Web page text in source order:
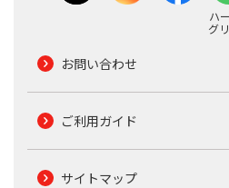
ハ
グ
お問い合わせ
ご利用ガイド
サイトマップ